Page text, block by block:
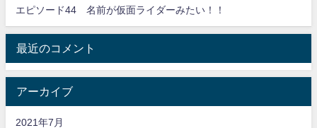
エピソード44 名前が仮面ライダーみたい！！
最近のコメント
アーカイブ
2021年7月